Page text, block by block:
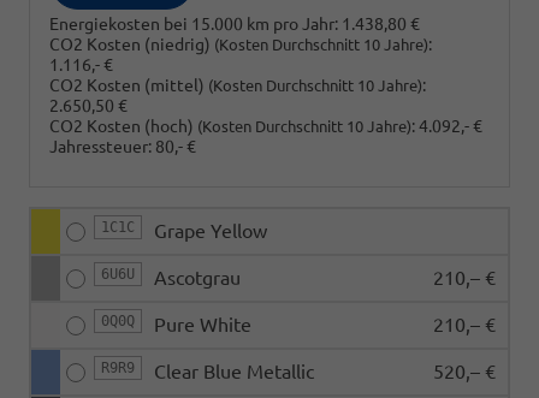
Energiekosten bei 15.000 km pro Jahr: 1.438,80 €
CO2 Kosten (niedrig) (Kosten Durchschnitt 10 Jahre):
1.116,- €
CO2 Kosten (mittel) (Kosten Durchschnitt 10 Jahre):
2.650,50 €
CO2 Kosten (hoch) (Kosten Durchschnitt 10 Jahre):4.092,- €
Jahressteuer: 80,- €
1C1C Grape Yellow
6U6U Ascotgrau 210,– €
0Q0Q Pure White 210,– €
R9R9 Clear Blue Metallic 520,– €